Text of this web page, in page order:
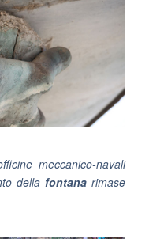
meccanico-navali
della fontana rimase